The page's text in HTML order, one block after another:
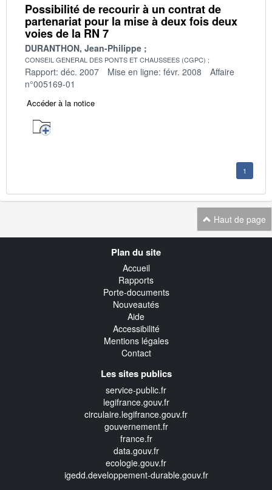
Possibilité de recourir à un contrat de
partenariat pour la mise à deux fois deux
voies de la RN 7
DURANTHON, Jean-Philippe
CONSEIL GENERAL DES PONTS ET CHAUSSEES (CGPC)
Rapport: déc. 2007 Mise en ligne: févr. 2008
Affaire
n°005169-01
Accéder à la notice
1
Haut de page
Plan du site
Accueil
Rapports
Porte-documents
Nouveautés
Aide
Accessibilité
Mentions légales
Contact
Les sites publics
service-public.fr
legifrance.gouv.fr
circulaire.legifrance.gouv.fr
gouvernement.fr
france.fr
data.gouv.fr
ecologie.gouv.fr
igedd.developpement-durable.gouv.fr